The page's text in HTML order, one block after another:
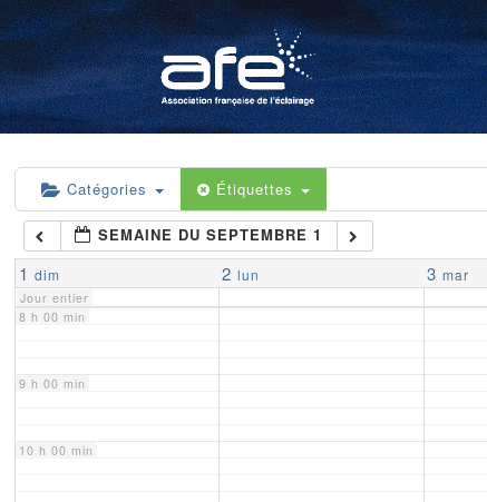
Catégories Étiquettes
SEMAINE DU SEPTEMBRE 1
1 dim 2 lun 3 mar
Jour entier
4 h 00 min
5 h 00 min
6 h 00 min
7 h 00 min
8 h 00 min
9 h 00 min
10 h 00 min